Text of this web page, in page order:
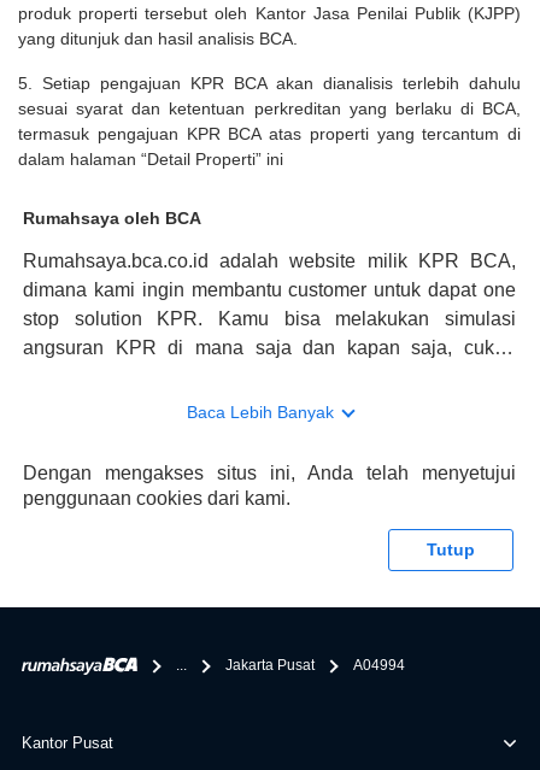
produk properti tersebut oleh Kantor Jasa Penilai Publik (KJPP)
yang ditunjuk dan hasil analisis BCA.
5. Setiap pengajuan KPR BCA akan dianalisis terlebih dahulu
sesuai syarat dan ketentuan perkreditan yang berlaku di BCA,
termasuk pengajuan KPR BCA atas properti yang tercantum di
dalam halaman “Detail Properti” ini
Rumahsaya oleh BCA
Rumahsaya.bca.co.id adalah website milik KPR BCA,
dimana kami ingin membantu customer untuk dapat one
stop solution KPR. Kamu bisa melakukan simulasi
angsuran KPR di mana saja dan kapan saja, cukup
konsultasi mengenai KPR, maka ada layanan live chat
memberikan keuntungan yang berlipat, persyaratan
pengajuan KPR BCA juga sangat mudah, kamu bisa cek
tentang properti disini BCA hanya sebagai pihak
bertanggung jawab terhadap informasi yang rekanan
Baca Lebih Banyak
Dengan mengakses situs ini, Anda telah menyetujui
penggunaan cookies dari kami.
Tutup
... Jakarta Pusat A04994
Kantor Pusat